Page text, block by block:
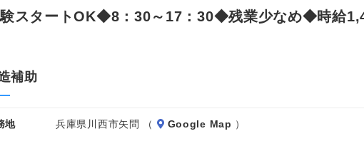
スタートOK◆8：30～17：30◆残業少なめ◆時給
補助
地 兵庫県川西市矢問 （ Google Map ）